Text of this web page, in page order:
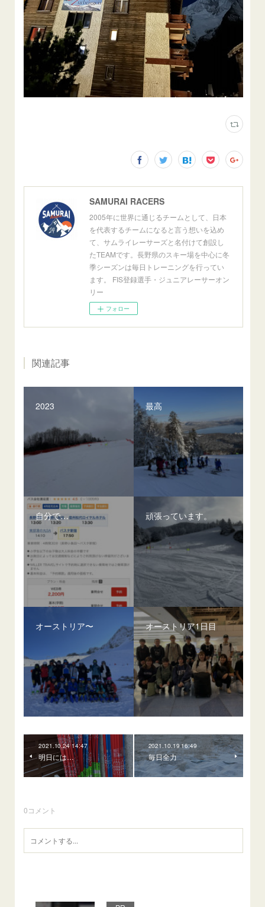
SAMURAI RACERS
2005年に世界に通じるチームとして、日本
を代表するチームになると言う想いを込め
て、サムライレーサーズと名付けて創設し
たTEAMです。長野県のスキー場を中心に冬
季シーズンは毎日トレーニングを行ってい
ます。 FIS登録選手・ジュニアレーサーオン
リー
フォロー
関連記事
2023 最高
自分で… 頑張っています。
オーストリア〜 オーストリア1日目
2021.10.24 14:47
明日には…
2021.10.19 16:49
毎日全力
0コメント